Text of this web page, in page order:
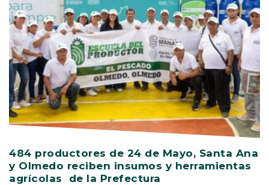
484 productores de 24 de Mayo, Santa Ana
y Olmedo reciben insumos y herramientas
agrícolas de la Prefectura